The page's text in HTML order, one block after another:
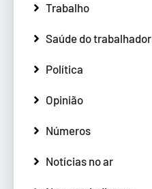
Trabalho
Saúde do trabalhador
Política
Opinião
Números
Notícias no ar